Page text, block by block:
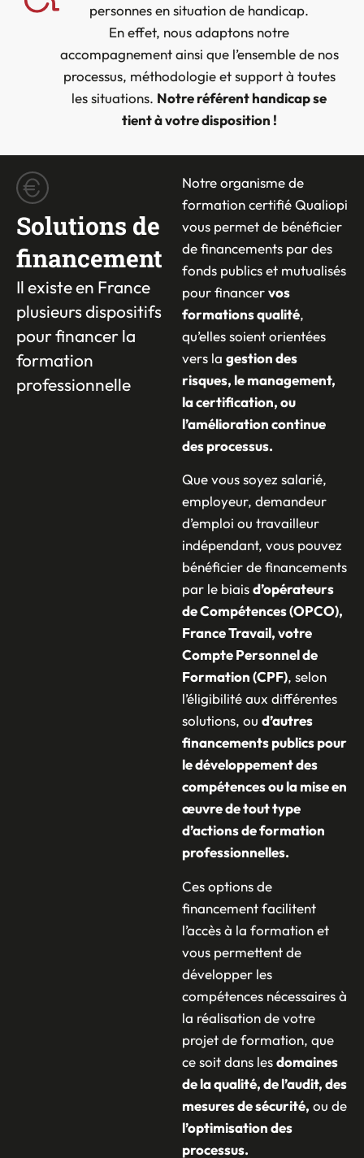
personnes en situation de handicap.
En effet, nous adaptons notre
accompagnement ainsi que l’ensemble de nos
processus, méthodologie et support à toutes
les situations. Notre référent handicap se
tient à votre disposition !
Solutions de
financement
Il existe en France
plusieurs dispositifs
pour financer la
formation
professionnelle
Notre organisme de
formation certifié Qualiopi
vous permet de bénéficier
de financements par des
fonds publics et mutualisés
pour financervos
formations qualité,
qu’elles soient orientées
vers la gestion des
risques, le management,
la certification, ou
l’amélioration continue
des processus.
Que vous soyez salarié,
employeur, demandeur
d’emploi ou travailleur
indépendant, vous pouvez
bénéficier de financements
par le biaisd’opérateurs
de Compétences (OPCO),
France Travail, votre
Compte Personnel de
Formation (CPF), selon
l’éligibilité aux différentes
solutions, ou d’autres
financements publics pour
le développement des
compétences ou la mise en
œuvre de tout type
d’actions de formation
professionnelles.
Ces options de
financement facilitent
l’accès à la formation et
vous permettent de
développer les
compétences nécessaires à
la réalisation de votre
projet de formation, que
ce soit dans lesdomaines
de la qualité, de l’audit, des
mesures de sécurité, ou de
l’optimisation des
processus.